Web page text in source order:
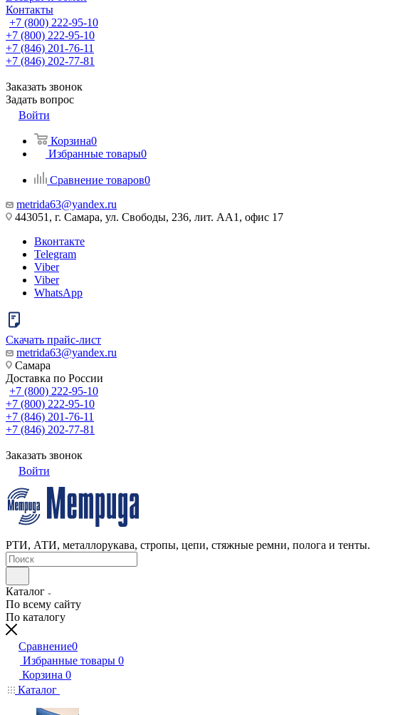
Контакты
+7 (800) 222-95-10
+7 (800) 222-95-10
+7 (846) 201-76-11
+7 (846) 202-77-81
Заказать звонок
Задать вопрос
Войти
Корзина0
Избранные товары0
Сравнение товаров0
metrida63@yandex.ru
443051, г. Самара, ул. Свободы, 236, лит. АА1, офис 17
Вконтакте
Telegram
Viber
Viber
WhatsApp
Скачать прайс-лист
metrida63@yandex.ru
Самара
Доставка по России
+7 (800) 222-95-10
+7 (800) 222-95-10
+7 (846) 201-76-11
+7 (846) 202-77-81
Заказать звонок
Войти
РТИ, АТИ, металлорукава, стропы, цепи, стяжные ремни, полога и тенты.
Каталог
По всему сайту
По каталогу
Сравнение0
Избранные товары 0
Корзина 0
Каталог